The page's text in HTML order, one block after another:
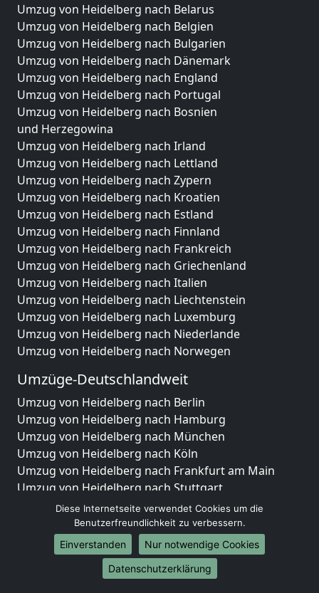
Umzug von Heidelberg nach Belarus
Umzug von Heidelberg nach Belgien
Umzug von Heidelberg nach Bulgarien
Umzug von Heidelberg nach Dänemark
Umzug von Heidelberg nach England
Umzug von Heidelberg nach Portugal
Umzug von Heidelberg nach Bosnien
und Herzegowina
Umzug von Heidelberg nach Irland
Umzug von Heidelberg nach Lettland
Umzug von Heidelberg nach Zypern
Umzug von Heidelberg nach Kroatien
Umzug von Heidelberg nach Estland
Umzug von Heidelberg nach Finnland
Umzug von Heidelberg nach Frankreich
Umzug von Heidelberg nach Griechenland
Umzug von Heidelberg nach Italien
Umzug von Heidelberg nach Liechtenstein
Umzug von Heidelberg nach Luxemburg
Umzug von Heidelberg nach Niederlande
Umzug von Heidelberg nach Norwegen
Umzüge-Deutschlandweit
Umzug von Heidelberg nach Berlin
Umzug von Heidelberg nach Hamburg
Umzug von Heidelberg nach München
Umzug von Heidelberg nach Köln
Umzug von Heidelberg nach Frankfurt am Main
Umzug von Heidelberg nach Stuttgart
Umzug von Heidelberg nach Düsseldorf
Umzug von Heidelberg nach Leipzig
Umzug von Heidelberg nach Dortmund
Umzug von Heidelberg nach Essen
Umzug von Heidelberg nach Bremen
Diese Internetseite verwendet Cookies um die
Benutzerfreundlichkeit zu verbessern.
Einverstanden
Nur notwendige Cookies
Datenschutzerklärung